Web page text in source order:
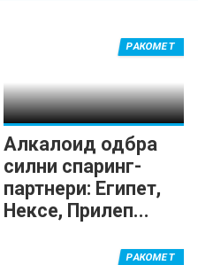
Алкалоид одбра
силни спаринг-
партнери: Египет,
Нексе, Прилеп...
РАКОМЕТ
РАКОМЕТ